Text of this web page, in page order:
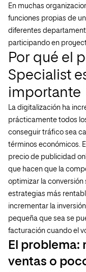
En muchas
funciones propias de
diferentes
participando en
Por qué el
Specialist
importante
La digitalización ha
prácticamente todos
conseguir tráfico sea
términos económicos.
precio de publicidad
que hacen que la
optimizar la conversión
estrategias más
incrementar la
pequeña que sea se
facturación cuando el
El problema:
ventas o